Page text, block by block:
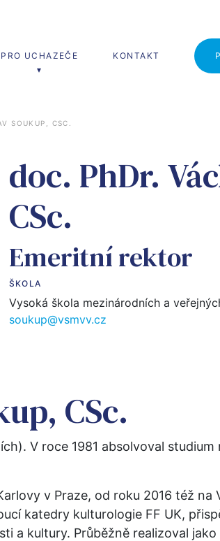
PRO UCHAZEČE
Nové trendy vývoje veřejné
KONTAKT
SOUKUP, CSC.
doc. PhDr.
CSc.
Emeritní rektor
ŠKOLA
Vysoká škola mezinárodních a
soukup@vsmvv.cz
CSc.
V roce 1981 absolvoval
v Praze, od roku 2016 též
katedry kulturologie FF UK,
a kultury. Průběžně realizoval